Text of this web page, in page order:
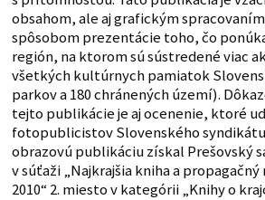
obsahom, ale aj grafickým
spôsobom prezentácie toho, čo
región, na ktorom sú sústredené viac
všetkých kultúrnych pamiatok
parkov a 180 chránených území).
tejto publikácie je aj ocenenie, ktoré
fotopublicistov Slovenského
obrazovú publikáciu získal Prešovský
v súťaži „Najkrajšia kniha a
2010“ 2. miesto v kategórii „Knihy o